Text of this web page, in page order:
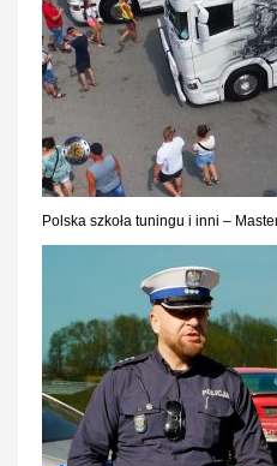
Polska szkoła tuningu i inni –